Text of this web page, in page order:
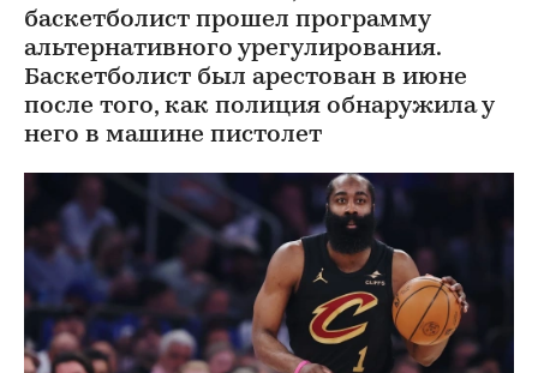
баскетболист прошел программу
альтернативного урегулирования.
Баскетболист был арестован в июне
после того, как полиция обнаружила у
него в машине пистолет